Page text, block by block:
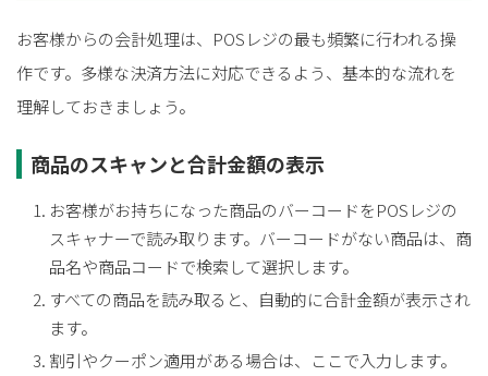
お客様からの会計処理は、POSレジの最も頻繁に行われる操
作です。多様な決済方法に対応できるよう、基本的な流れを
理解しておきましょう。
商品のスキャンと合計金額の表示
お客様がお持ちになった商品のバーコードをPOSレジの
スキャナーで読み取ります。バーコードがない商品は、商
品名や商品コードで検索して選択します。
すべての商品を読み取ると、自動的に合計金額が表示され
ます。
割引やクーポン適用がある場合は、ここで入力します。